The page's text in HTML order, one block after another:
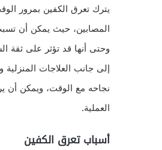
يترك تعرق الكفين بمرور
المصابين، حيث يمكن أن
وحتى أنها قد تؤثر على ثقة
إلى جانب العلاجات المنزلية
نجاحه مع الوقت، ويمكن أن
العملية.
أسباب تعرق الكفين